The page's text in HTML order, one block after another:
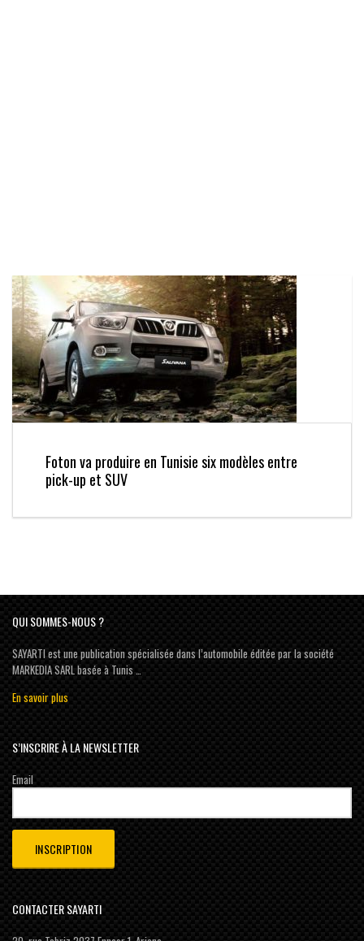
Foton va produire en Tunisie six modèles entre
pick-up et SUV
QUI SOMMES-NOUS ?
SAYARTI est une publication spécialisée dans l’automobile éditée par la société
MARKEDIA SARL basée à Tunis …
En savoir plus
S’INSCRIRE À LA NEWSLETTER
Email
CONTACTER SAYARTI